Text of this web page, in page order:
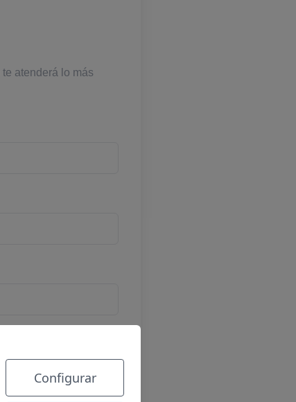
Configurar
atenderá lo más